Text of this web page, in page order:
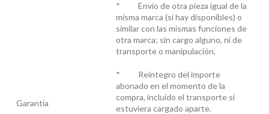
Garantía
* Envío de otra pieza igual de la
misma marca (si hay disponibles) o
similar con las mismas funciones de
otra marca; sin cargo alguno, ni de
transporte o manipulación.
* Reintegro del importe
abonado en el momento de la
compra, incluído el transporte si
estuviera cargado aparte.